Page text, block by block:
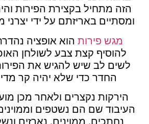
הזה מתחיל בקצירת הפירות
ומסתיים באריזתם על ידי יצרני
מגש פירותהוא אופציה
להוסיף קצת צבע לשולחן
לשים לב שיש להגיש את
החדר כדי שלא יהיה קר מדי
הירקות נקצרים ולאחר מכן
העיבוד שם הם נשטפים